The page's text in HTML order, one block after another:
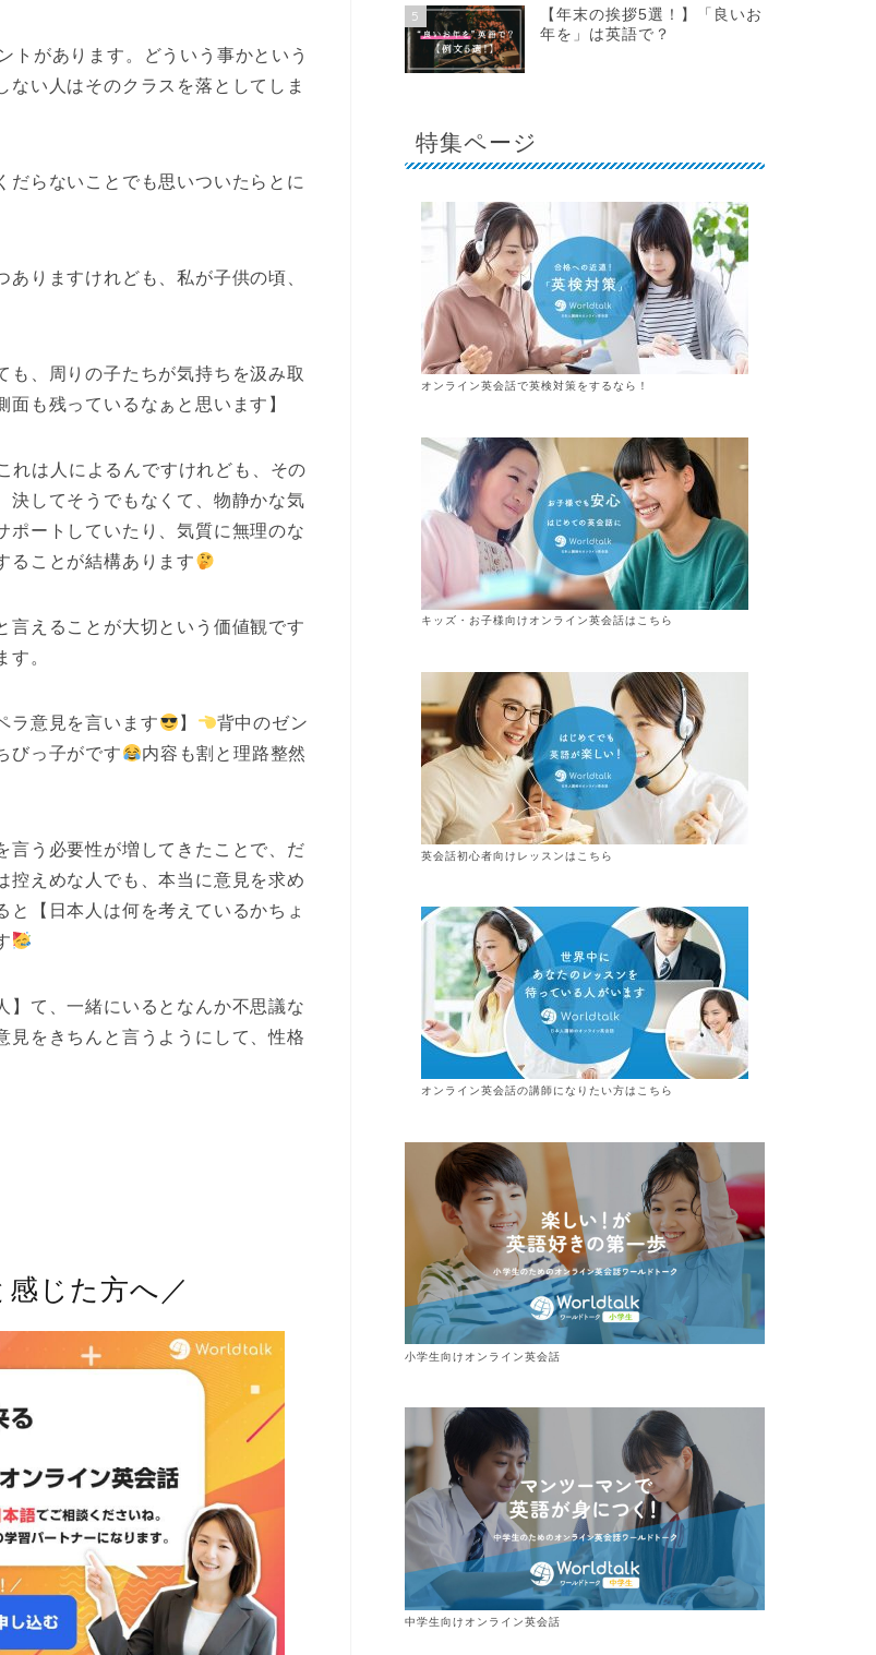
トがあります。どういう事かという
い人はそのクラスを落としてしま
だらないことでも思いついたらとに
りますけれども、私が子供の頃、
も、周りの子たちが気持ちを汲み取
も残っているなぁと思います】
れは人によるんですけれども、その
決してそうでもなくて、物静かな気
ポートしていたり、気質に無理のな
ることが結構あります
言えることが大切という価値観です
。
ラ意見を言います 】
背中のゼン
びっ子がです
内容も割と理路整然
言う必要性が増してきたことで、だ
控えめな人でも、本当に意見を求め
【日本人は何を考えているかちょ
】て、一緒にいるとなんか不思議な
見をきちんと言うようにして、性格
じた方へ／
5
【年末の挨拶5選！】「良いお
年を」は英語で？
特集ページ
オンライン英会話で英検対策をするなら！
キッズ・お子様向けオンライン英会話はこちら
英会話初心者向けレッスンはこちら
オンライン英会話の講師になりたい方はこちら
小学生向けオンライン英会話
中学生向けオンライン英会話